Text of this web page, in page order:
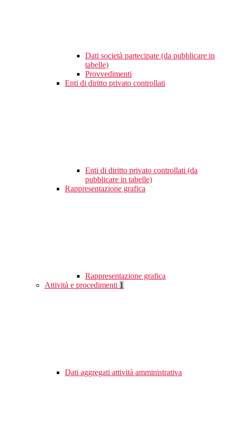
Dati società partecipate (da pubblicare in
tabelle)
Provvedimenti
Enti di diritto privato controllati
Enti di diritto privato controllati (da
pubblicare in tabelle)
Rappresentazione grafica
Rappresentazione grafica
Attività e procedimenti 1
Dati aggregati attività amministrativa